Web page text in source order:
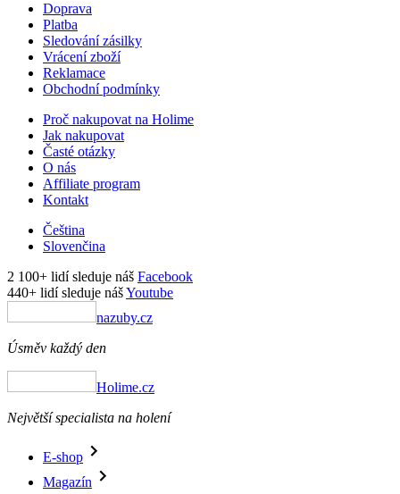
Doprava
Platba
Sledování zásilky
Vrácení zboží
Reklamace
Obchodní podmínky
Proč nakupovat na Holime
Jak nakupovat
Časté otázky
O nás
Affiliate program
Kontakt
Čeština
Slovenčina
2 100+ lidí sleduje náš Facebook
440+ lidí sleduje nášYoutube
nazuby.cz
Úsměv každý den
Holime.cz
Největší specialista na holení
E-shop
Magazín